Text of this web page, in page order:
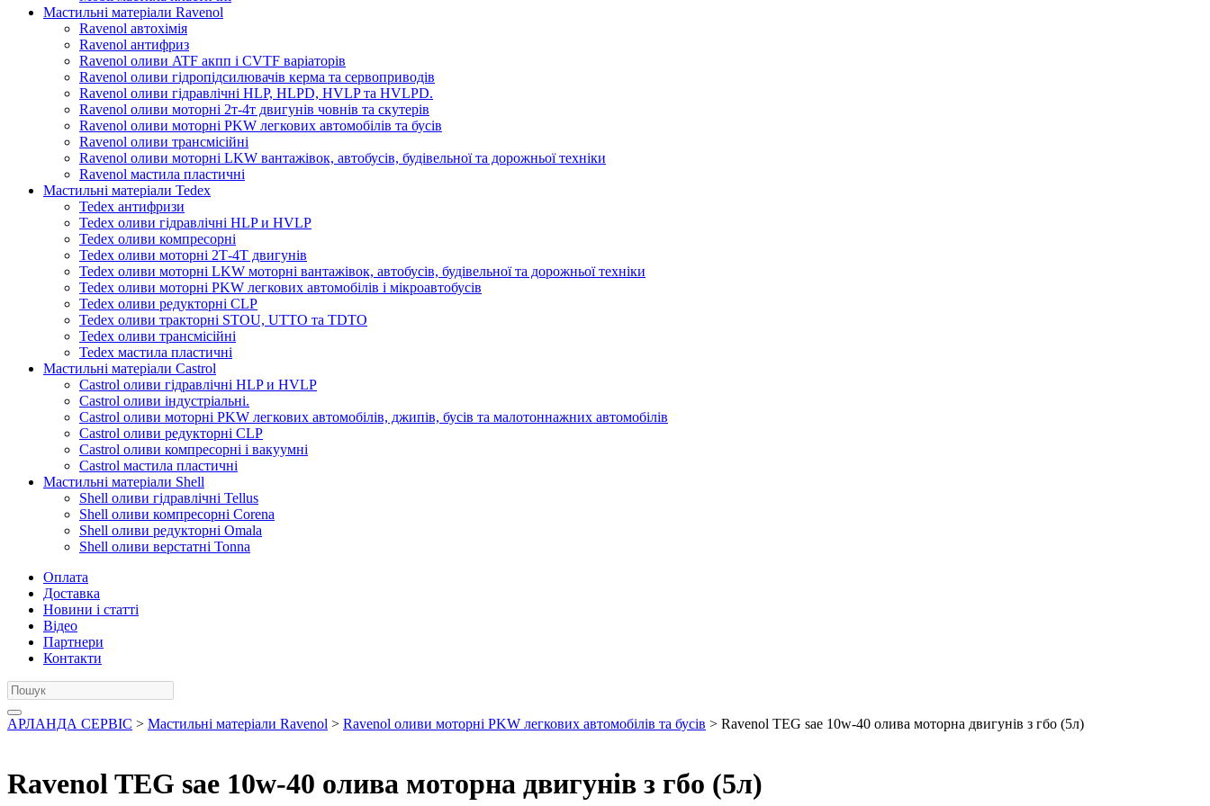
Мастильні матеріали Ravenol
Ravenol автохімія
Ravenol антифриз
Ravenol оливи ATF акпп і CVTF варіаторів
Ravenol оливи гідропідсилювачів керма та сервоприводів
Ravenol оливи гідравлічні HLP, HLPD, HVLP та HVLPD.
Ravenol оливи моторні 2т-4т двигунів човнів та скутерів
Ravenol оливи моторні PKW легкових автомобілів та бусів
Ravenol оливи трансмісійні
Ravenol оливи моторні LKW вантажівок, автобусів, будівельної та дорожньої техніки
Ravenol мастила пластичні
Мастильні матеріали Tedex
Tedex антифризи
Tedex оливи гідравлічні HLP и HVLP
Tedex оливи компресорні
Tedex оливи моторні 2Т-4Т двигунів
Tedex оливи моторні LKW моторні вантажівок, автобусів, будівельної та дорожньої техніки
Tedex оливи моторні PKW легкових автомобілів і мікроавтобусів
Tedex оливи редукторні CLP
Tedex оливи тракторні STOU, UTTO та TDTO
Tedex оливи трансмісійні
Tedex мастила пластичні
Мастильні матеріали Castrol
Castrol оливи гідравлічні HLP и HVLP
Castrol оливи індустріальні.
Castrol оливи моторні PKW легкових автомобілів, джипів, бусів та малотоннажних автомобілів
Castrol оливи редукторні CLP
Castrol оливи компресорні і вакуумні
Castrol мастила пластичні
Мастильні матеріали Shell
Shell оливи гідравлічні Tellus
Shell оливи компресорні Corena
Shell оливи редукторні Omala
Shell оливи верстатні Tonna
Оплата
Доставка
Новини і статті
Відео
Партнери
Контакти
АРЛАНДА СЕРВІС > Мастильні матеріали Ravenol > Ravenol оливи моторні PKW легкових автомобілів та бусів > Ravenol TEG sae 10w-40 олива моторна двигунів з гбо (5л)
Ravenol TEG sae 10w-40 олива моторна двигунів з гбо (5л)